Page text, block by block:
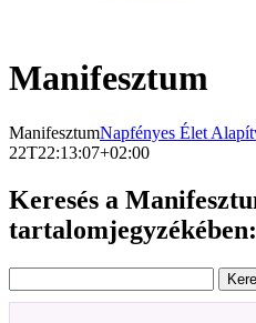
Manifesztum
ManifesztumNapfényes Élet
22T22:13:07+02:00
Keresés a
tartalomjegyzékében: